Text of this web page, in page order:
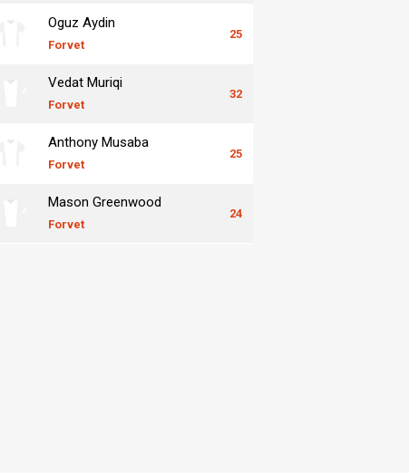
Oguz Aydin
Forvet
25
Vedat Muriqi
Forvet
32
Anthony Musaba
Forvet
25
Mason Greenwood
Forvet
24